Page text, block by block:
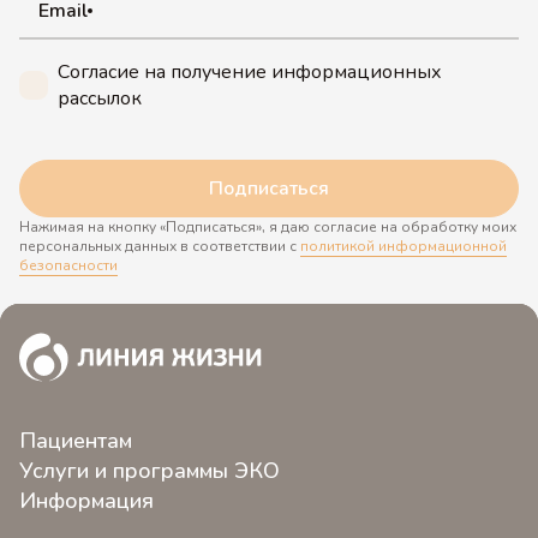
Email
Согласие на получение информационных
рассылок
Подписаться
Нажимая на кнопку «Подписаться», я даю согласие на обработку моих
персональных данных в соответствии с политикой информационной
безопасности
Пациентам
О клинике
Контакты
Услуги и программы ЭКО
ЭКО 2.0
Информация